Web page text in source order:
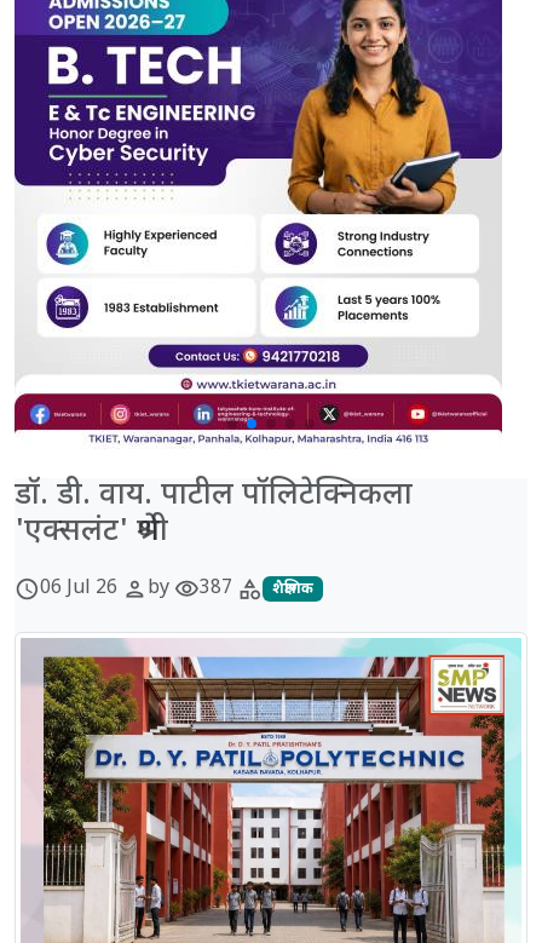
डॉ. डी. वाय. पाटील पॉलिटेक्निकला
'एक्सलंट' श्रेणी
schedule06 Jul 26 personby visibility387 category शैक्षणिक